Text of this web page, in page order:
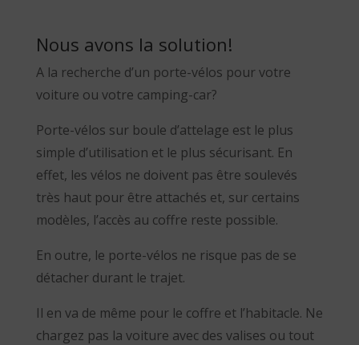
Nous avons la solution!
A la recherche d’un porte-vélos pour votre
voiture ou votre camping-car?
Porte-vélos sur boule d’attelage est le plus
simple d’utilisation et le plus sécurisant. En
effet, les vélos ne doivent pas être soulevés
très haut pour être attachés et, sur certains
modèles, l’accès au coffre reste possible.
En outre, le porte-vélos ne risque pas de se
détacher durant le trajet.
Il en va de même pour le coffre et l’habitacle. Ne
chargez pas la voiture avec des valises ou tout